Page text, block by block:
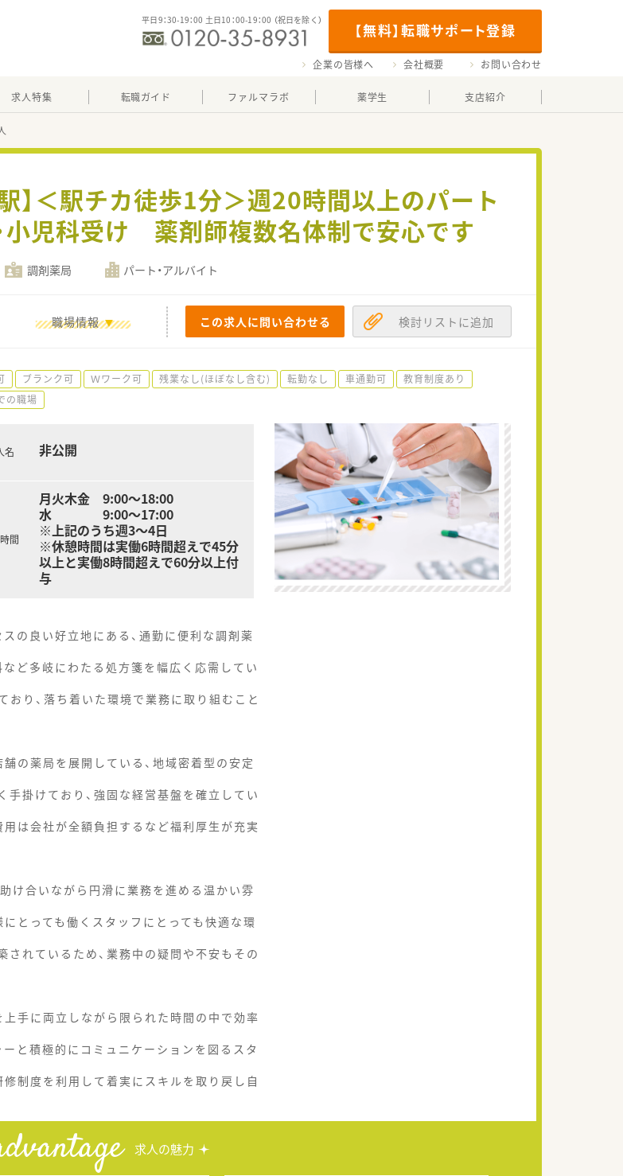
【無料】転職サポート登録
平日9：30-19：00 土日10：00-19：00 （祝日を除く）
企業の皆様へ 会社概要 お問い合わせ
求人特集 転職ガイド ファルマラボ 薬学生 支店紹介
】＜駅チカ徒歩1分＞週20時間以上のパート
児科受け 薬剤師複数名体制で安心です
調剤薬局 パート・アルバイト
職場情報 この求人に問い合わせる 検討リストに追加
ブランク可 Ｗワーク可 残業なし(ほぼなし含む) 転勤なし 車通勤可
教育制度あり
の職場
名 非公開
間
月火木金 9:00～18:00
水 9:00～17:00
※上記のうち週3～4日
※休憩時間は実働6時間超えで45分
以上と実働8時間超えで60分以上付
与
の良い好立地にある、通勤に便利な調剤薬
ど多岐にわたる処方箋を幅広く応需してい
り、落ち着いた環境で業務に取り組むこと
の薬局を展開している、地域密着型の安定
掛けており、強固な経営基盤を確立してい
は会社が全額負担するなど福利厚生が充実
け合いながら円滑に業務を進める温かい雰
とっても働くスタッフにとっても快適な環
れているため、業務中の疑問や不安もその
手に両立しながら限られた時間の中で効率
と積極的にコミュニケーションを図るスタ
制度を利用して着実にスキルを取り戻し自
求人の魅力